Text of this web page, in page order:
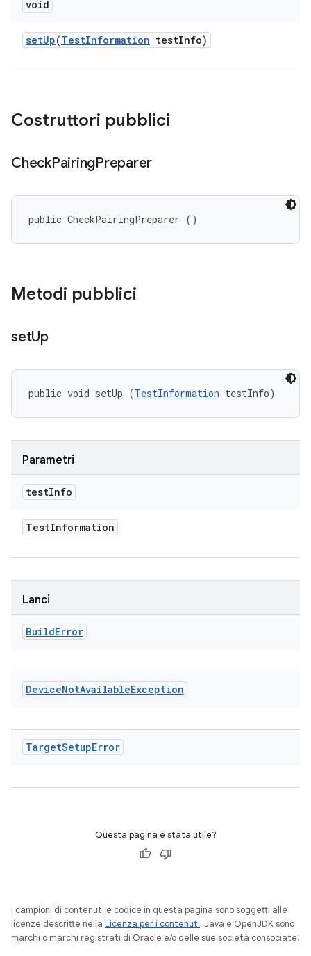
void
setUp(TestInformation testInfo)
Costruttori pubblici
CheckPairingPreparer
public CheckPairingPreparer ()
Metodi pubblici
setUp
public void setUp (TestInformation testInfo)
Parametri
testInfo
TestInformation
Lanci
BuildError
DeviceNotAvailableException
TargetSetupError
Questa pagina è stata utile?
I campioni di contenuti e codice in questa pagina sono soggetti alle
licenze descritte nella Licenza per i contenuti. Java e OpenJDK sono
marchi o marchi registrati di Oracle e/o delle sue società consociate.